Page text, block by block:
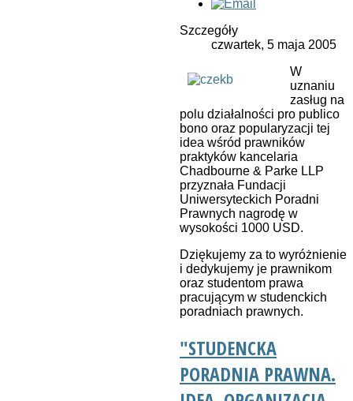
Szczegóły
czwartek, 5 maja 2005
W
uznaniu
zasług na
polu działalności pro publico
bono oraz popularyzacji tej
idea wśród prawników
praktyków kancelaria
Chadbourne & Parke LLP
przyznała Fundacji
Uniwersyteckich Poradni
Prawnych nagrodę w
wysokości 1000 USD.
Dziękujemy za to wyróżnienie
i dedykujemy je prawnikom
oraz studentom prawa
pracującym w studenckich
poradniach prawnych.
"STUDENCKA
PORADNIA PRAWNA.